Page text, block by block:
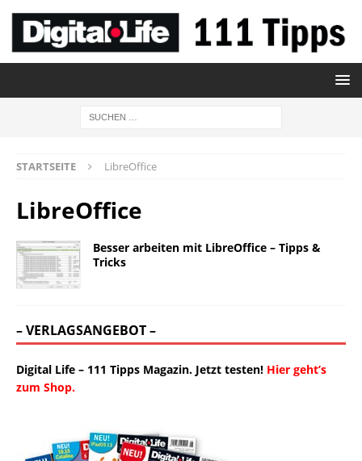
STARTSEITE LibreOffice
LibreOffice
Besser arbeiten mit LibreOffice – Tipps &
Tricks
– VERLAGSANGEBOT –
Digital Life – 111 Tipps Magazin. Jetzt testen! Hier geht’s
zum Shop.